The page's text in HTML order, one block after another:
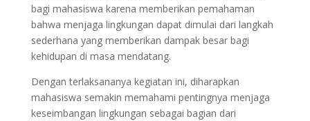
bagi mahasiswa karena memberikan pemahaman
bahwa menjaga lingkungan dapat dimulai dari langkah
sederhana yang memberikan dampak besar bagi
kehidupan di masa mendatang.
Dengan terlaksananya kegiatan ini, diharapkan
mahasiswa semakin memahami pentingnya menjaga
keseimbangan lingkungan sebagai bagian dari